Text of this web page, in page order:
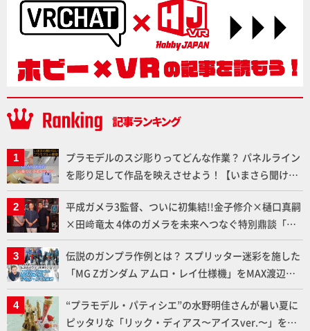
プラモデルのスジ彫りってどんな作業？ パネルライン
を彫り足して作品を映えさせよう！【いまさら聞けな
いプラモデルの基礎：スジ彫りとパネルライン】
平成ガメラ3監督、ついに初集結!!金子修介×樋口真嗣
×田﨑竜太 4体のガメラを未来へつなぐ特別鼎談「ガ
メラ永久保存化プロジェクト FINAL」
伝説のガンプラ作例とは？ スプリッター迷彩を施した
「MG Zガンダム アムロ・レイ仕様機」をMAX渡辺が
ふたたび塗る!!【試し読み】
“プラモデル・パティシエ”の水野明佳さんが暑い夏に
ピッタリな「リック・ディアス〜アイスver.〜」を製